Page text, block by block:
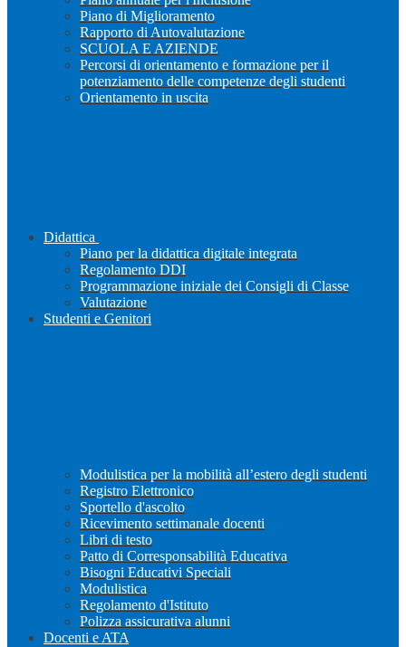
Piano di Miglioramento
Rapporto di Autovalutazione
SCUOLA E AZIENDE
Percorsi di orientamento e formazione per il
potenziamento delle competenze degli studenti
Orientamento in uscita
Didattica
Piano per la didattica digitale integrata
Regolamento DDI
Programmazione iniziale dei Consigli di Classe
Valutazione
Studenti e Genitori
Modulistica per la mobilità all’estero degli studenti
Registro Elettronico
Sportello d'ascolto
Ricevimento settimanale docenti
Libri di testo
Patto di Corresponsabilità Educativa
Bisogni Educativi Speciali
Modulistica
Regolamento d'Istituto
Polizza assicurativa alunni
Docenti e ATA